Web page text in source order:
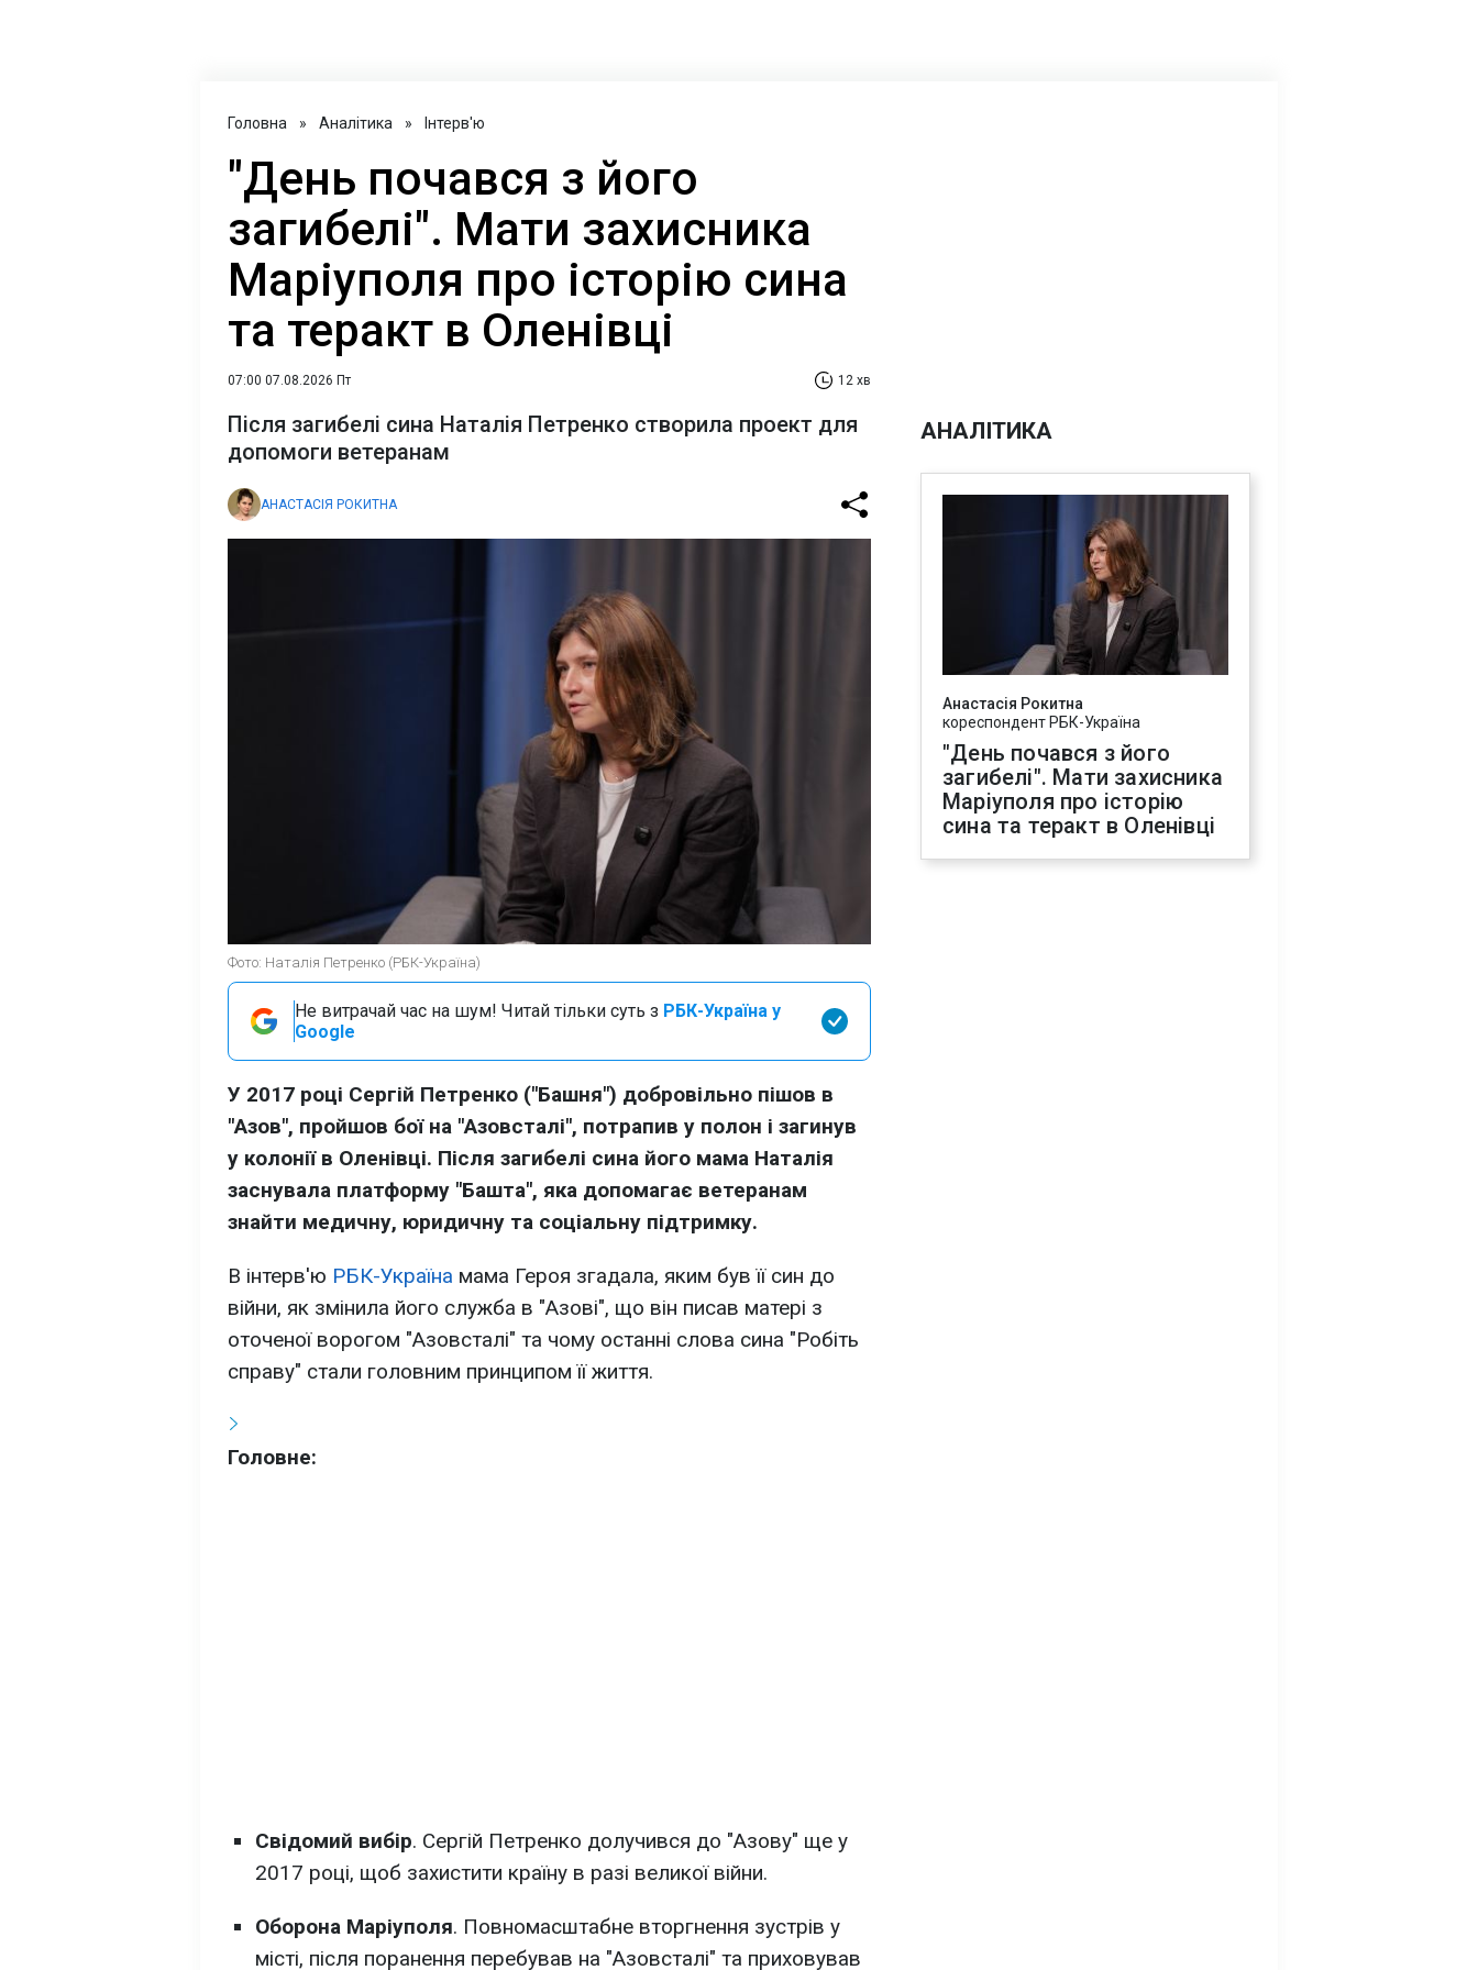
Головна » Аналітика » Інтерв'ю
"День почався з його
загибелі". Мати захисника
Маріуполя про історію сина
та теракт в Оленівці
07:00 07.08.2026 Пт 12 хв
Після загибелі сина Наталія Петренко створила проект для
допомоги ветеранам
АНАСТАСІЯ РОКИТНА
Фото: Наталія Петренко (РБК-Україна)
Не витрачай час на шум! Читай тільки суть з РБК-Україна у
Google
У 2017 році Сергій Петренко ("Башня") добровільно пішов в
"Азов", пройшов бої на "Азовсталі", потрапив у полон і загинув
у колонії в Оленівці. Після загибелі сина його мама Наталія
заснувала платформу "Башта", яка допомагає ветеранам
знайти медичну, юридичну та соціальну підтримку.
В інтерв'ю РБК-Україна мама Героя згадала, яким був її син до
війни, як змінила його служба в "Азові", що він писав матері з
оточеної ворогом "Азовсталі" та чому останні слова сина "Робіть
справу" стали головним принципом її життя.
Головне:
Свідомий вибір. Сергій Петренко долучився до "Азову" ще у
2017 році, щоб захистити країну в разі великої війни.
Оборона Маріуполя. Повномасштабне вторгнення зустрів у
місті, після поранення перебував на "Азовсталі" та приховував
АНАЛІТИКА
Анастасія Рокитна
кореспондент РБК-Україна
"День почався з його
загибелі". Мати захисника
Маріуполя про історію
сина та теракт в Оленівці